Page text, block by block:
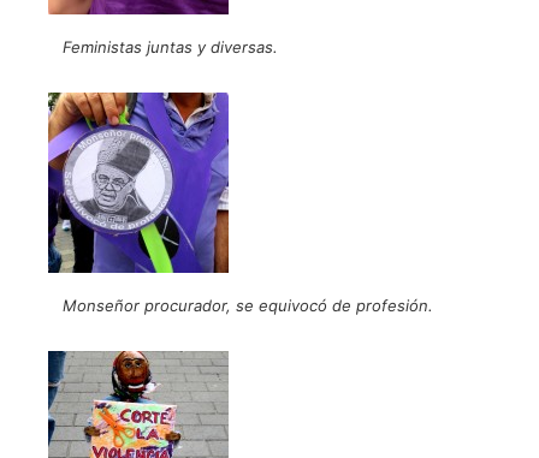
Feministas juntas y diversas.
Monseñor procurador, se equivocó de profesión.